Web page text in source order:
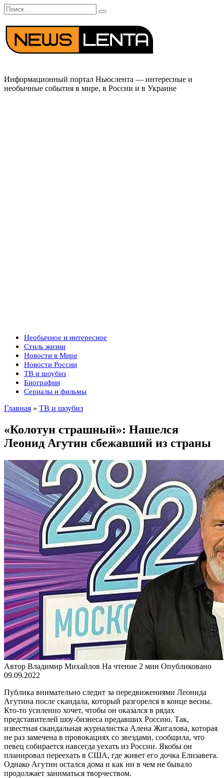
Перейти
к
содержанию
Search
for:
Информационный портал Ньюслента — интересные и
необычные события в мире, в России и в Украине
Необычное и интересное
Стиль жизни
Новости в Мире
Новости России
ТВ и шоубиз
Биографии
Сериалы и фильмы
Главная » ТВ и шоубиз
«Колотун страшный»: Нашелся
Леонид Агутин сбежавший из страны
Автор Владимир Михайлов На чтение 2 мин Опубликовано
09.09.2022
Публика внимательно следит за передвижениями Леонида
Агутина после скандала, который разгорелся в конце весны.
Кто-то усиленно хочет, чтобы он оказался в рядах
представителей шоу-бизнеса предавших Россию. Так,
известная скандальная журналистка Алена Жигалова, которая
не раз замечена в провокациях со звездами, сообщила, что
певец собирается навсегда уехать из России. Якобы он
планировал переехать в США, где живет его дочка Елизавета.
Однако Агутин остался дома и как ни в чем не бывало
продолжает заниматься творчеством.